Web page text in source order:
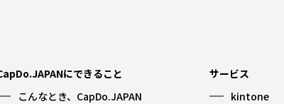
にできること
こんなとき、CapDo.JAPAN
サービス
kintone